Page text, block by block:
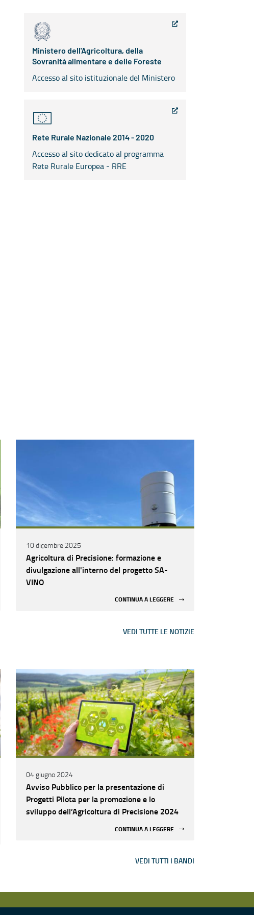
Ministero dell'Agricoltura, della
Sovranità alimentare e delle Foreste
Accesso al sito istituzionale del Ministero
Rete Rurale Nazionale 2014 - 2020
Accesso al sito dedicato al programma
Rete Rurale Europea - RRE
10 dicembre 2025
Agricoltura di Precisione: formazione e
divulgazione all'interno del progetto SA-
VINO
CONTINUA A LEGGERE
VEDI TUTTE LE NOTIZIE
04 giugno 2024
Avviso Pubblico per la presentazione di
Progetti Pilota per la promozione e lo
sviluppo dell’Agricoltura di Precisione 2024
CONTINUA A LEGGERE
VEDI TUTTI I BANDI